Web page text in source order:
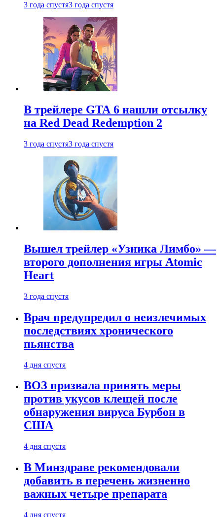
3 года спустя3 года спустя
В трейлере GTA 6 нашли отсылку
на Red Dead Redemption 2
3 года спустя3 года спустя
Вышел трейлер «Узника Лимбо» —
второго дополнения игры Atomic
Heart
3 года спустя
Врач предупредил о неизлечимых
последствиях хронического
пьянства
4 дня спустя
ВОЗ призвала принять меры
против укусов клещей после
обнаружения вируса Бурбон в
США
4 дня спустя
В Минздраве рекомендовали
добавить в перечень жизненно
важных четыре препарата
4 дня спустя